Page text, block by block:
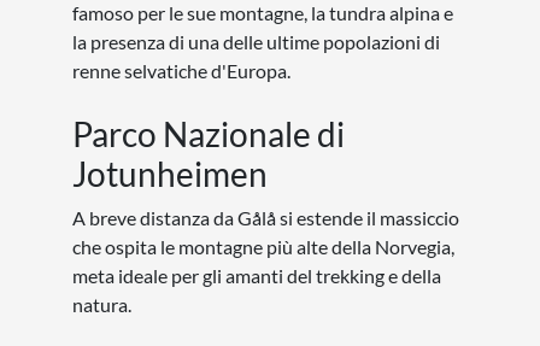
famoso per le sue montagne, la tundra alpina e
la presenza di una delle ultime popolazioni di
renne selvatiche d'Europa.
Parco Nazionale di
Jotunheimen
A breve distanza da Gålå si estende il massiccio
che ospita le montagne più alte della Norvegia,
meta ideale per gli amanti del trekking e della
natura.